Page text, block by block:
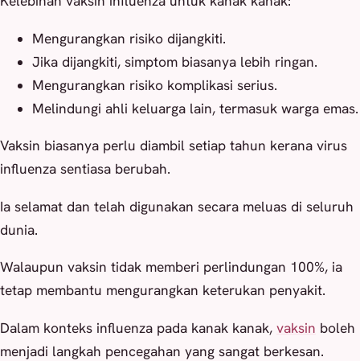
Mengurangkan risiko dijangkiti.
Jika dijangkiti, simptom biasanya lebih ringan.
Mengurangkan risiko komplikasi serius.
Melindungi ahli keluarga lain, termasuk warga emas.
Vaksin biasanya perlu diambil setiap tahun kerana virus
influenza sentiasa berubah.
Ia selamat dan telah digunakan secara meluas di seluruh
dunia.
Walaupun vaksin tidak memberi perlindungan 100%, ia
tetap membantu mengurangkan keterukan penyakit.
Dalam konteks influenza pada kanak kanak, vaksin boleh
menjadi langkah pencegahan yang sangat berkesan.